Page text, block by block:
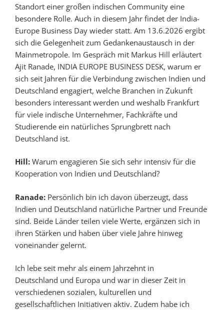
Standort einer großen indischen Community eine
besondere Rolle. Auch in diesem Jahr findet der India-
Europe Business Day wieder statt. Am 13.6.2026 ergibt
sich die Gelegenheit zum Gedankenaustausch in der
Mainmetropole. Im Gespräch mit Markus Hill erläutert
Ajit Ranade, INDIA EUROPE BUSINESS DESK, warum er
sich seit Jahren für die Verbindung zwischen Indien und
Deutschland engagiert, welche Branchen in Zukunft
besonders interessant werden und weshalb Frankfurt
für viele indische Unternehmer, Fachkräfte und
Studierende ein natürliches Sprungbrett nach
Deutschland ist.
Hill: Warum engagieren Sie sich sehr intensiv für die
Kooperation von Indien und Deutschland?
Ranade: Persönlich bin ich davon überzeugt, dass
Indien und Deutschland natürliche Partner und Freunde
sind. Beide Länder teilen viele Werte, ergänzen sich in
ihren Stärken und haben über viele Jahre hinweg
voneinander gelernt.
Ich lebe seit mehr als einem Jahrzehnt in
Deutschland und Europa und war in dieser Zeit in
verschiedenen sozialen, kulturellen und
gesellschaftlichen Initiativen aktiv. Zudem habe ich